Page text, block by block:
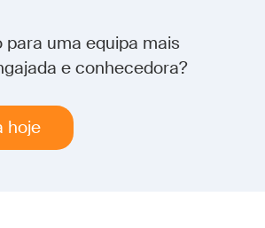
para uma equipa mais
e conhecedora?
hoje